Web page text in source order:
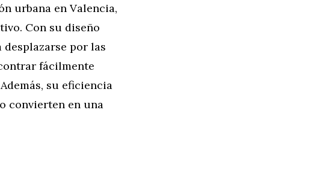
urbana en Valencia,
Con su diseño
por las
fácilmente
su eficiencia
convierten en una